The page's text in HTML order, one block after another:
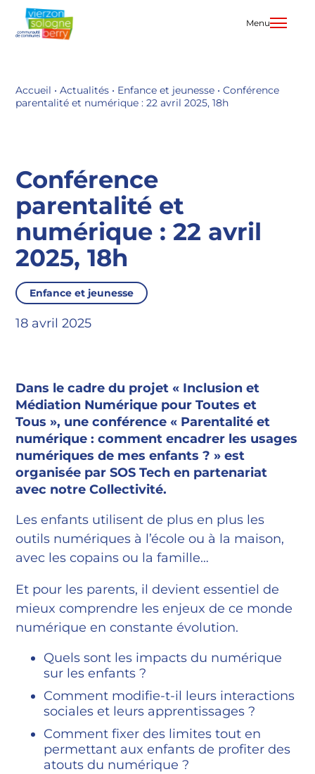
Aller
contenu
Menu
Accueil •Actualités • Enfance et jeunesse •Conférence
parentalité et numérique : 22 avril 2025, 18h
Conférence
parentalité et
numérique : 22 avril
2025, 18h
Enfance et jeunesse
18 avril 2025
Dans le cadre du projet « Inclusion et
Médiation Numérique pour Toutes et
Tous », une conférence « Parentalité et
numérique : comment encadrer les usages
numériques de mes enfants ? » est
organisée par SOS Tech en partenariat
avec notre Collectivité.
Les enfants utilisent de plus en plus les
outils numériques à l’école ou à la maison,
avec les copains ou la famille…
Et pour les parents, il devient essentiel de
mieux comprendre les enjeux de ce monde
numérique en constante évolution.
Quels sont les impacts du numérique
sur les enfants ?
Comment modifie-t-il leurs interactions
sociales et leurs apprentissages ?
Comment fixer des limites tout en
permettant aux enfants de profiter des
atouts du numérique ?